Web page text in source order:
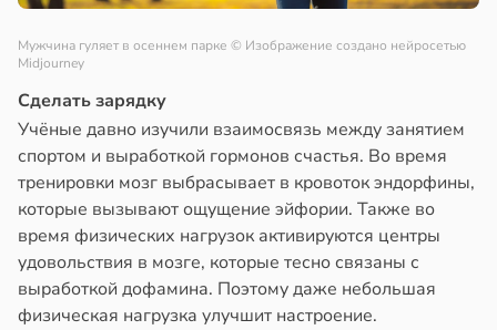
Мужчина гуляет в осеннем парке © Изображение создано нейросетью
Midjourney
Сделать зарядку
Учёные давно изучили взаимосвязь между занятием
спортом и выработкой гормонов счастья. Во время
тренировки мозг выбрасывает в кровоток эндорфины,
которые вызывают ощущение эйфории. Также во
время физических нагрузок активируются центры
удовольствия в мозге, которые тесно связаны с
выработкой дофамина. Поэтому даже небольшая
физическая нагрузка улучшит настроение.